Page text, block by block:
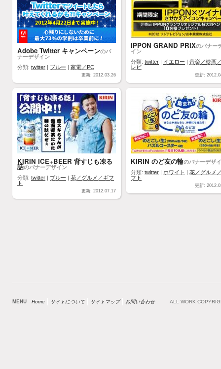
IPPON GRAND PRIXのバナー
イン
分類: twitter イエロー
音楽／映画
レビ
更新:
Adobe Twitter キャンペーンのバ
ナーデザイン
分類: twitter ブルー 家電／PC
更新: 2012.03.26
KIRIN ICE+BEER 背すじも凍る
話のバナーデザイン
分類: twitter ブルー
花／グルメ／ギフ
ト
更新: 2012.07.17
KIRIN のど友の輪のバナーデザ
分類: twitter ホワイト
花／グルメ
フト
更新:
MENU Home サイトについて サイトマップ お問い合わせ ALL WORK